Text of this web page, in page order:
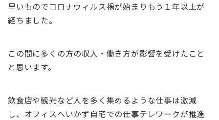
早いものでコロナウィルス禍が始まりもう１年以上が
経ちました。
この間に多くの方の収入・働き方が影響を受けたこと
と思います。
飲食店や観光など人を多く集めるような仕事は激減
し、オフィスへいかず自宅での仕事テレワークが推進